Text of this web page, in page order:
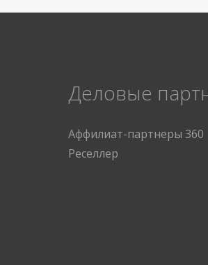
Деловые
Аффилиат-партнеры 360
Реселлер